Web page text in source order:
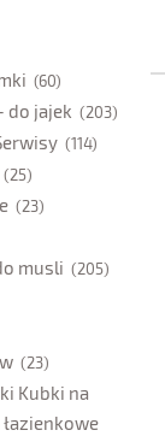
(60)
do jajek (203)
(114)
(25)
(23)
musli (205)
(23)
Kubki na